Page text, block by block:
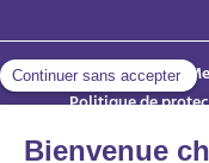
Politique de